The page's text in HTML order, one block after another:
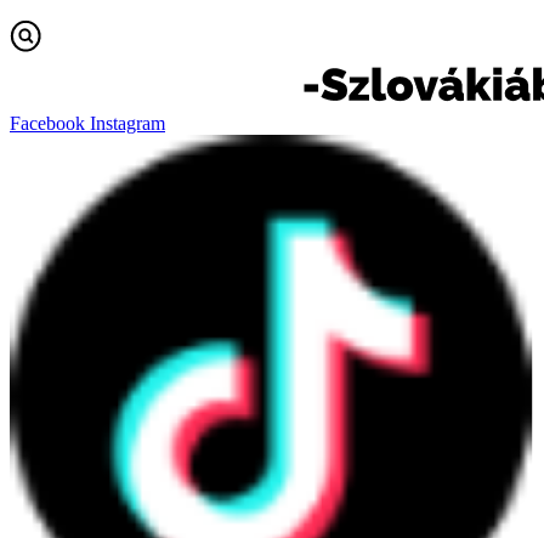
Facebook Instagram